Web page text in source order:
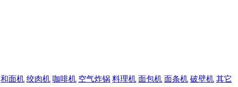
和面机 绞肉机 咖啡机 空气炸锅 料理机 面包机 面条机 破壁机 其它